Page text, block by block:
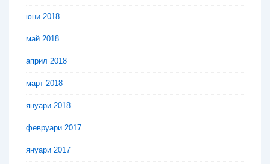
юни 2018
май 2018
април 2018
март 2018
януари 2018
февруари 2017
януари 2017